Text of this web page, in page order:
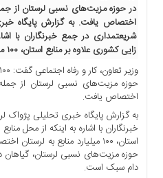
دسترسی
سریع
ارتباط
برگه
تعرفه
درباره
در حوزه مزیت‌های نسبی لرستان از
اختصاص یافت. به گزارش پایگاه
شریعتمداری در جمع خبرنگاران با
زایی کشوری علاوه بر منابع استان، ۱۰۰ میلیارد منابع […]
حوزه مزیت‌های نسبی لرستان از
اختصاص یافت.
به گزارش پایگاه خبری تحلیلی پژواک
خبرنگاران با اشاره به اینکه از محل
استان، ۱۰۰ میلیارد منابع به
حوزه مزیت‌های نسبی لرستان،
دام سبک است.